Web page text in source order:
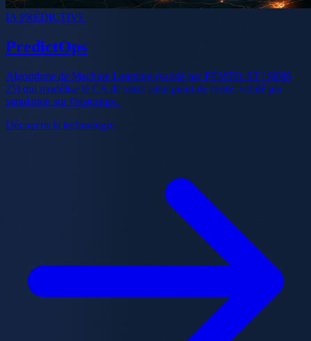
IA PRÉDICTIVE
PredictOps
Algorithme de Machine Learning (validé par FEMTO-ST / SDIS
25) qui modélise le CA de votre futur point de vente, validé par
simulation sur l'historique.
Découvrir la technologie